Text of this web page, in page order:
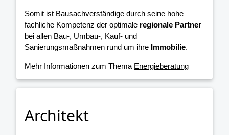
Somit ist Bausachverständige durch seine hohe
fachliche Kompetenz der optimale regionale Partner
bei allen Bau-, Umbau-, Kauf- und
Sanierungsmaßnahmen rund um ihre Immobilie.
Mehr Informationen zum Thema Energieberatung
Architekt